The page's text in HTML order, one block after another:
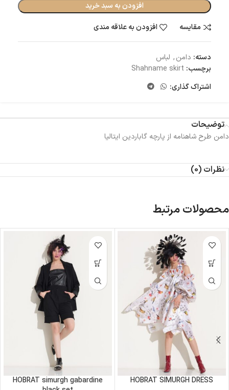
افزودن به سبد خرید
مقایسه
افزودن به علاقه مندی
دسته: دامن, لباس
برچسب: Shahname skirt
اشتراک گذاری:
توضیحات
دامن طرح شاهنامه از پارچه گاباردین ایتالیا
نظرات (0)
محصولات مرتبط
HOBRAT SIMURGH DRESS
HOBRAT simurgh gabardine